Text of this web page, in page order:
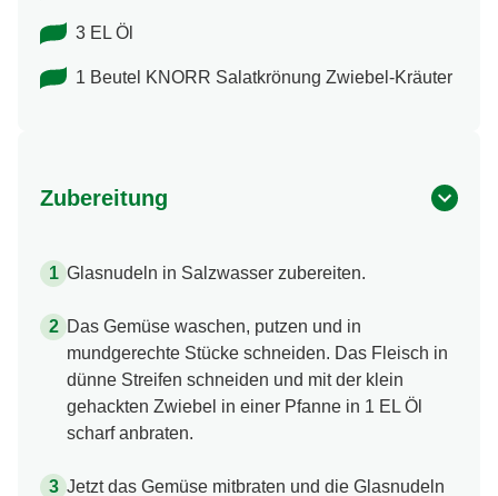
3 EL Öl
1 Beutel KNORR Salatkrönung Zwiebel-​Kräuter
Zubereitung
Glasnudeln in Salzwasser zubereiten.
Das Gemüse waschen, putzen und in
mundgerechte Stücke schneiden. Das Fleisch in
dünne Streifen schneiden und mit der klein
gehackten Zwiebel in einer Pfanne in 1 EL Öl
scharf anbraten.
Jetzt das Gemüse mitbraten und die Glasnudeln